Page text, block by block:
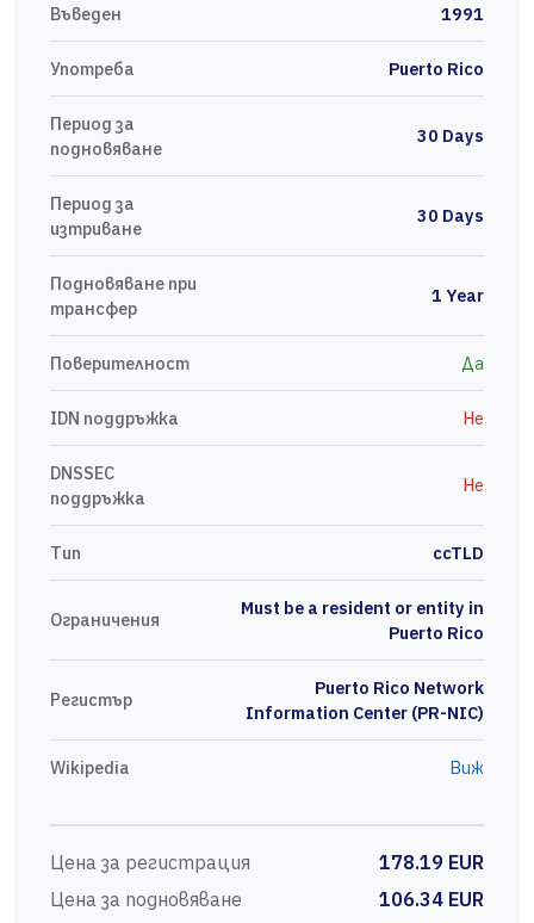
Въведен 1991
Употреба Puerto Rico
Период за
подновяване
30 Days
Период за
изтриване
30 Days
Подновяване при
трансфер
1 Year
Поверителност Да
IDN поддръжка Не
DNSSEC
поддръжка
Не
Тип ccTLD
Ограничения
Must be a resident or entity in
Puerto Rico
Регистър
Puerto Rico Network
Information Center (PR-NIC)
Wikipedia Виж
Цена за регистрация
178.19 EUR
Цена за подновяване
106.34 EUR